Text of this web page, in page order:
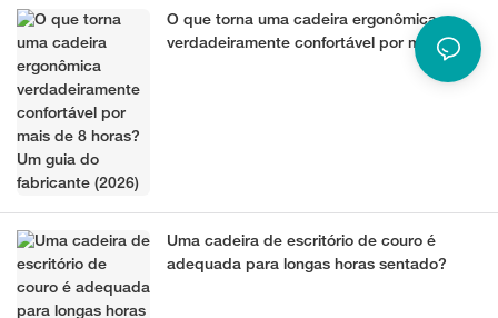
O que torna uma cadeira ergonômica
verdadeiramente confortável por mais de 8
horas? Um guia do fabricante (2026)
Uma cadeira de escritório de couro é
adequada para longas horas sentado?